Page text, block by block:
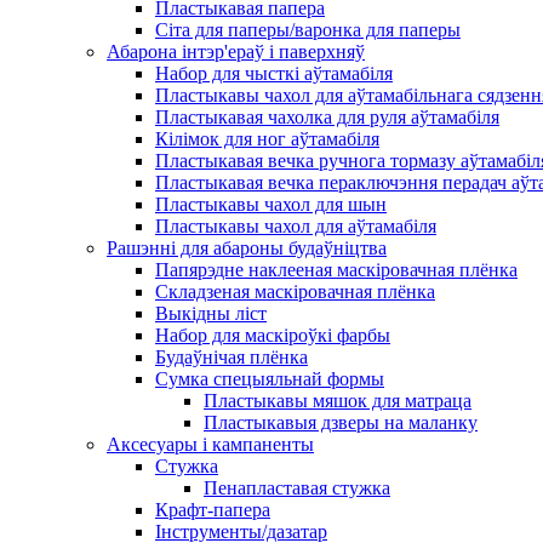
Пластыкавая папера
Сіта для паперы/варонка для паперы
Абарона інтэр'ераў і паверхняў
Набор для чысткі аўтамабіля
Пластыкавы чахол для аўтамабільнага
Пластыкавая чахолка для руля аўтамабіля
Кілімок для ног аўтамабіля
Пластыкавая вечка ручнога тормазу
Пластыкавая вечка пераключэння перадач
Пластыкавы чахол для шын
Пластыкавы чахол для аўтамабіля
Рашэнні для абароны будаўніцтва
Папярэдне наклееная маскіровачная плёнка
Складзеная маскіровачная плёнка
Выкідны ліст
Набор для маскіроўкі фарбы
Будаўнічая плёнка
Сумка спецыяльнай формы
Пластыкавы мяшок для матраца
Пластыкавыя дзверы на маланку
Аксесуары і кампаненты
Стужка
Пенапластавая стужка
Крафт-папера
Інструменты/дазатар